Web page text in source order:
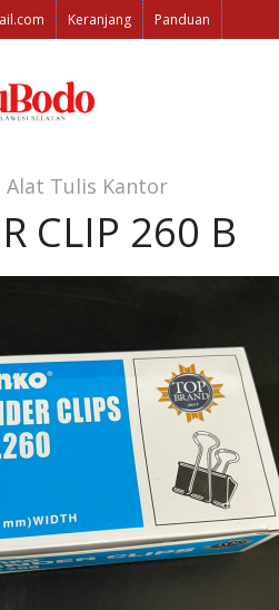
Keranjang Panduan
Alat Tulis Kantor
CLIP 260 B